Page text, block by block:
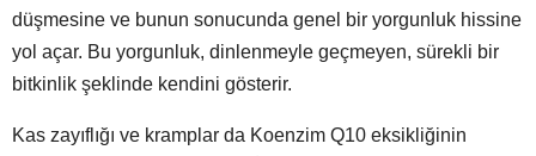
düşmesine ve bunun sonucunda genel bir yorgunluk hissine
yol açar. Bu yorgunluk, dinlenmeyle geçmeyen, sürekli bir
bitkinlik şeklinde kendini gösterir.
Kas zayıflığı ve kramplar da Koenzim Q10 eksikliğinin